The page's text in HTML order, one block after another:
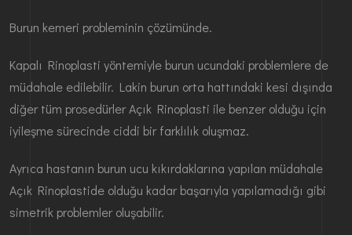
Burun kemeri probleminin çözümünde.
Kapalı Rinoplasti yöntemiyle burun ucundaki problemlere de
müdahale edilebilir. Lakin burun orta hattındaki kesi dışında
diğer tüm prosedürler Açık Rinoplasti ile benzer olduğu için
iyileşme sürecinde ciddi bir farklılık oluşmaz.
Ayrıca hastanın burun ucu kıkırdaklarına yapılan müdahale
Açık Rinoplastide olduğu kadar başarıyla yapılamadığı gibi
simetrik problemler oluşabilir.